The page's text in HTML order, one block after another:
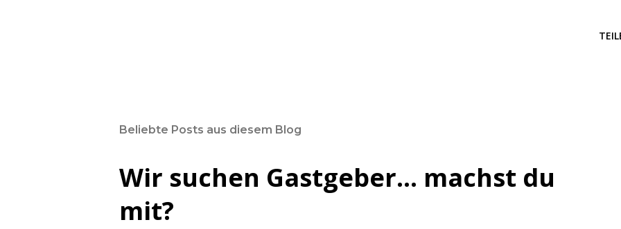
Beliebte Posts aus diesem Blog
Wir suchen Gastgeber... machst du
mit?